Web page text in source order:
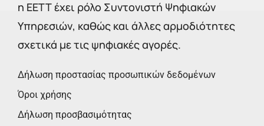
η ΕΕΤΤ έχει ρόλο Συντονιστή Ψηφιακών
Υπηρεσιών, καθώς και άλλες αρμοδιότητες
σχετικά με τις ψηφιακές αγορές.
Δήλωση προστασίας προσωπικών δεδομένων
Όροι χρήσης
Δήλωση προσβασιμότητας